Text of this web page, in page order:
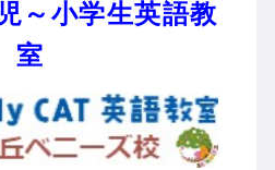
～小学生英語教
室